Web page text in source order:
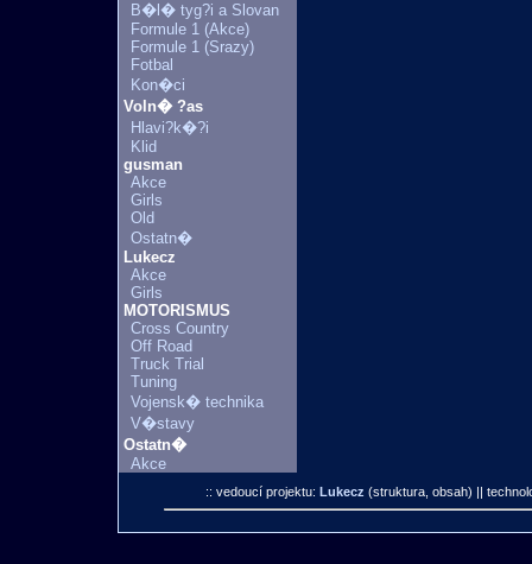
B�l� tyg?i a Slovan
Formule 1 (Akce)
Formule 1 (Srazy)
Fotbal
Kon�ci
Voln� ?as
Hlavi?k�?i
Klid
gusman
Akce
Girls
Old
Ostatn�
Lukecz
Akce
Girls
MOTORISMUS
Cross Country
Off Road
Truck Trial
Tuning
Vojensk� technika
V�stavy
Ostatn�
Akce
:: vedoucí projektu: Lukecz (struktura, obsah) ||